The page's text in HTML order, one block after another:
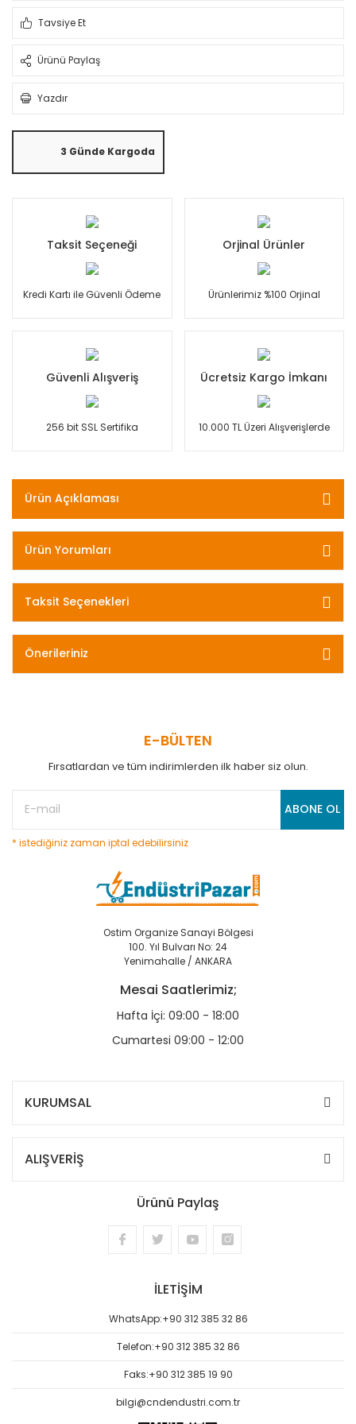
Tavsiye Et
Ürünü Paylaş
Yazdır
3 Günde Kargoda
Taksit Seçeneği
Kredi Kartı ile Güvenli Ödeme
Orjinal Ürünler
Ürünlerimiz %100 Orjinal
Güvenli Alışveriş
256 bit SSL Sertifika
Ücretsiz Kargo İmkanı
10.000 TL Üzeri Alışverişlerde
Ürün Açıklaması
Ürün Yorumları
Taksit Seçenekleri
Önerileriniz
E-BÜLTEN
Fırsatlardan ve tüm indirimlerden ilk haber siz olun.
ABONE OL
* istediğiniz zaman iptal edebilirsiniz
Ostim Organize Sanayi Bölgesi
100. Yıl Bulvarı No: 24
Yenimahalle / ANKARA
Mesai Saatlerimiz;
Hafta İçi: 09:00 - 18:00
Cumartesi 09:00 - 12:00
KURUMSAL
ALIŞVERİŞ
Ürünü Paylaş
İLETİŞİM
WhatsApp:+90 312 385 32 86
Telefon:+90 312 385 32 86
Faks:+90 312 385 19 90
bilgi@cndendustri.com.tr